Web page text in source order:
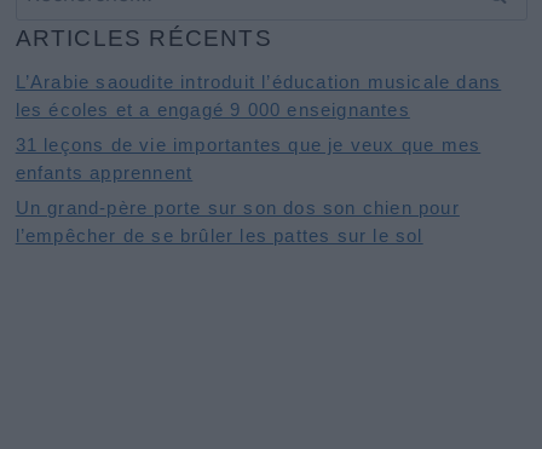
ARTICLES RÉCENTS
L’Arabie saoudite introduit l’éducation musicale dans
les écoles et a engagé 9 000 enseignantes
31 leçons de vie importantes que je veux que mes
enfants apprennent
Un grand-père porte sur son dos son chien pour
l’empêcher de se brûler les pattes sur le sol